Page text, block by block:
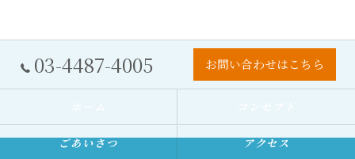
03-4487-4005 お問い合わせはこちら
ごあいさつ アクセス